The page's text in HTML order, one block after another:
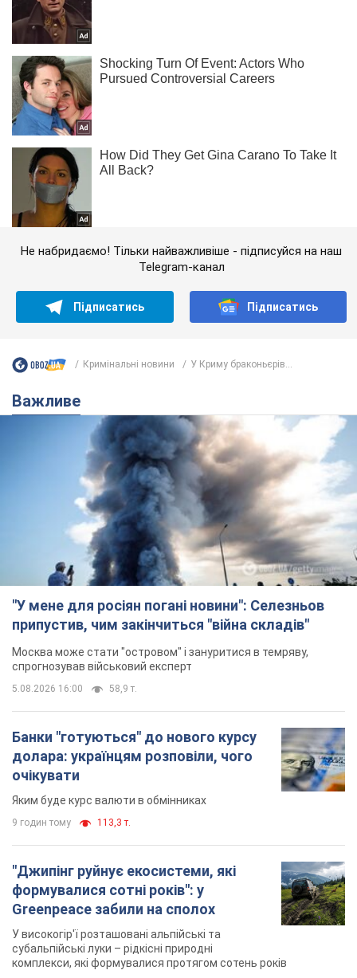
Не набридаємо! Тільки найважливіше - підписуйся на наш
Telegram-канал
Підписатись Підписатись
Кримінальні новини У Криму браконьєрів...
Важливе
"У мене для росіян погані новини": Селезньов
припустив, чим закінчиться "війна складів"
Москва може стати "островом" і зануритися в темряву,
спрогнозував військовий експерт
5.08.2026 16:00 58,9 т.
Банки "готуються" до нового курсу
долара: українцям розповіли, чого
очікувати
Яким буде курс валюти в обмінниках
9 годин тому 113,3 т.
"Джипінг руйнує екосистеми, які
формувалися сотні років": у
Greenpeace забили на сполох
У високогір'ї розташовані альпійські та
субальпійські луки – рідкісні природні
комплекси, які формувалися протягом сотень років